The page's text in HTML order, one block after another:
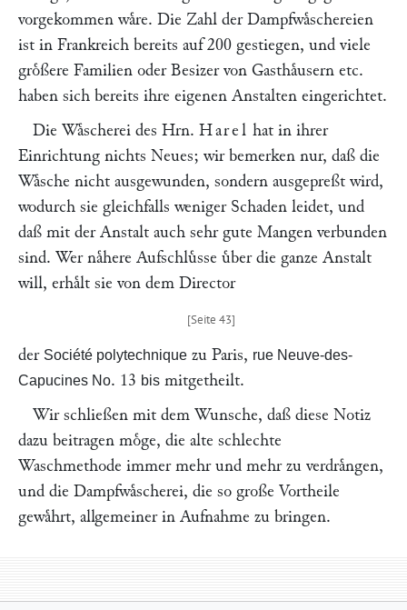
vorgekommen waͤre. Die Zahl der Dampfwaͤschereien
ist in Frankreich bereits auf 200 gestiegen, und viele
groͤßere Familien oder Besizer von Gasthaͤusern etc.
haben sich bereits ihre eigenen Anstalten eingerichtet.
Die Waͤscherei des Hrn. Harel hat in ihrer
Einrichtung nichts Neues; wir bemerken nur, daß die
Waͤsche nicht ausgewunden, sondern ausgepreßt wird,
wodurch sie gleichfalls weniger Schaden leidet, und
daß mit der Anstalt auch sehr gute Mangen verbunden
sind. Wer naͤhere Aufschluͤsse uͤber die ganze Anstalt
will, erhaͤlt sie von dem Director
der Société polytechnique zu Paris, rue Neuve-des-
Capucines No. 13 bis mitgetheilt.
Wir schließen mit dem Wunsche, daß diese Notiz
dazu beitragen moͤge, die alte schlechte
Waschmethode immer mehr und mehr zu verdraͤngen,
und die Dampfwaͤscherei, die so große Vortheile
gewaͤhrt, allgemeiner in Aufnahme zu bringen.